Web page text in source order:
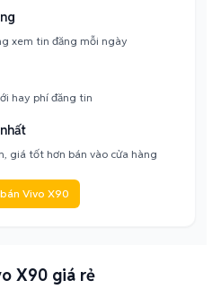
xem tin đăng mỗi ngày
hay phí đăng tin
giá tốt hơn bán vào cửa hàng
Vivo X90
X90 giá rẻ